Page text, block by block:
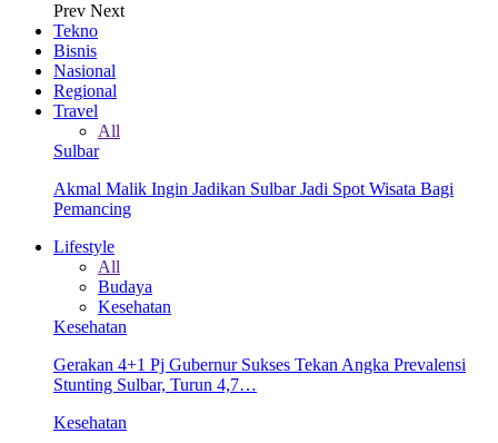
Prev Next
Tekno
Bisnis
Nasional
Regional
Travel
All
Sulbar
Akmal Malik Ingin Jadikan Sulbar Jadi Spot Wisata Bagi
Pemancing
Lifestyle
All
Budaya
Kesehatan
Kesehatan
Gerakan 4+1 Pj Gubernur Sukses Tekan Angka Prevalensi
Stunting Sulbar, Turun 4,7…
Kesehatan